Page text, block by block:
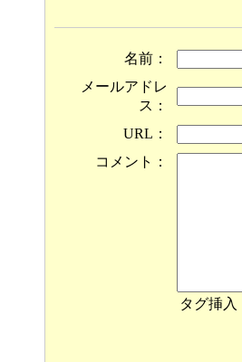
名前：
メールアドレ
ス：
URL：
コメント：
タグ挿入